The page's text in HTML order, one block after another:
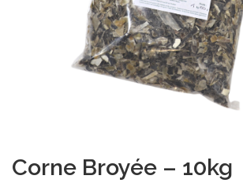
Corne Broyée – 10kg